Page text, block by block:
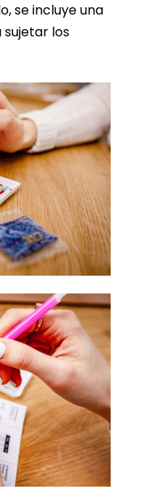
se incluye una
sujetar los